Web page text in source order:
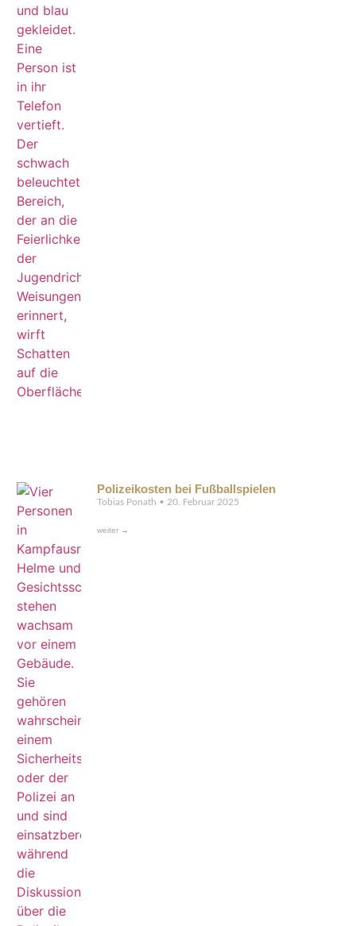
Polizeikosten bei Fußballspielen
Tobias Ponath 20. Februar 2025
weiter →